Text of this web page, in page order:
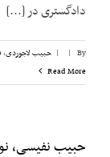
دادگستری در [...]
By
|
| حبیب لاجوردی,
Read More
حبیب نفیسی،